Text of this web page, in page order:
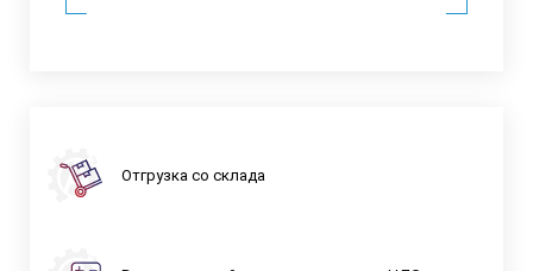
Отгрузка со склада